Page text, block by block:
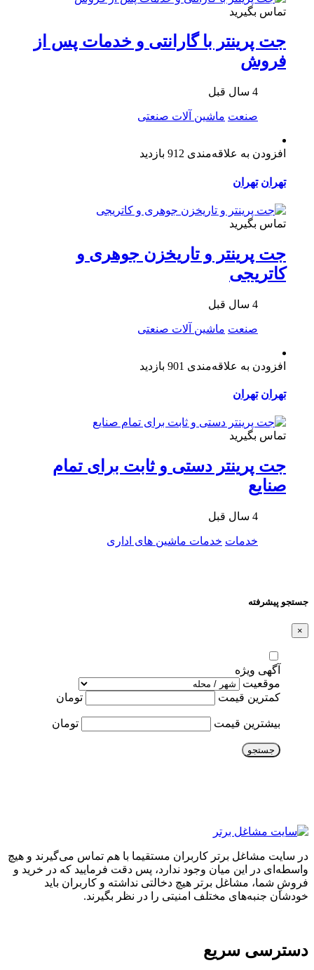
تماس بگیرید
جت پرینتر با گارانتی و خدمات پس از
فروش
4 سال قبل
صنعت ماشین آلات صنعتی
افزودن به علاقه‌مندی 912 بازدید
تهران تهران
تماس بگیرید
جت پرینتر و تاریخزن جوهری و
کاتریجی
4 سال قبل
صنعت ماشین آلات صنعتی
افزودن به علاقه‌مندی 901 بازدید
تهران تهران
تماس بگیرید
جت پرینتر دستی و ثابت برای تمام
صنایع
4 سال قبل
خدمات خدمات ماشین های اداری
جستجو پیشرفته
×
آگهی ویژه
موقعیت
کمترین قیمت
تومان
بیشترین قیمت تومان
جستجو
در سایت مشاغل برتر کاربران مستقیما با هم تماس می‌گیرند و هیچ
واسطه‌ای در این میان وجود ندارد، پس دقت فرمایید که در خرید و
فروشِ شما، مشاغل برتر هیچ دخالتی نداشته و کاربران باید
خودشان جنبه‌های مختلف امنیتی را در نظر بگیرند.
دسترسی سریع